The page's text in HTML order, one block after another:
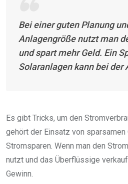
Bei einer guten Planung
Anlagengröße nutzt man
und spart mehr Geld. Ein
Solaranlagen kann bei der
Es gibt Tricks, um den
gehört der Einsatz von sparsamen
Stromsparen. Wenn man den
nutzt und das Überflüssige
Gewinn.